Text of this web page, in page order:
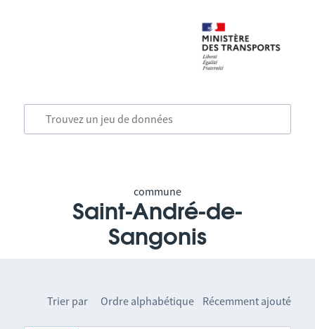
commune
Saint-André-de-
Sangonis
Trier par Ordre alphabétique Récemment ajouté